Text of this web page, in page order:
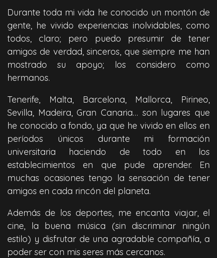
Durante toda mi vida he conocido un montón de
gente, he vivido experiencias inolvidables, como
todos, claro; pero puedo presumir de tener
amigos de verdad, sinceros, que siempre me han
mostrado su apoyo; los considero como
hermanos.
Tenerife, Malta, Barcelona, Mallorca, Pirineo,
Sevilla, Madeira, Gran Canaria… son lugares que
he conocido a fondo, ya que he vivido en ellos en
períodos únicos durante mi formación
universitaria haciendo de todo en los
establecimientos en que pude aprender. En
muchas ocasiones tengo la sensación de tener
amigos en cada rincón del planeta.
Además de los deportes, me encanta viajar, el
cine, la buena música (sin discriminar ningún
estilo) y disfrutar de una agradable compañía, a
poder ser con mis seres más cercanos.